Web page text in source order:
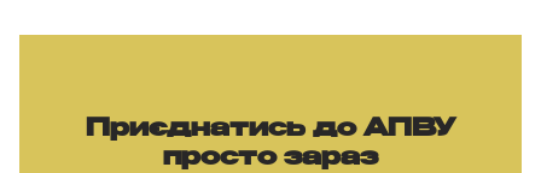
Приєднатись до АПВУ
просто зараз